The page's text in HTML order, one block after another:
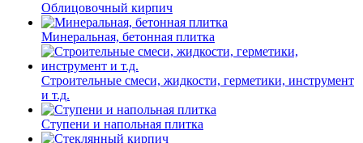
Облицовочный кирпич
Минеральная, бетонная плитка
Строительные смеси, жидкости, герметики, инструмент
и т.д.
Ступени и напольная плитка